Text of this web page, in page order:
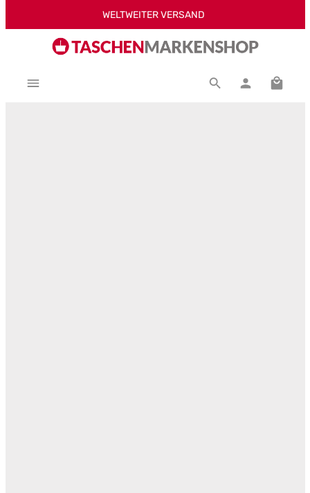
Zum Hauptinhalt springenWELTWEITER VERSAND